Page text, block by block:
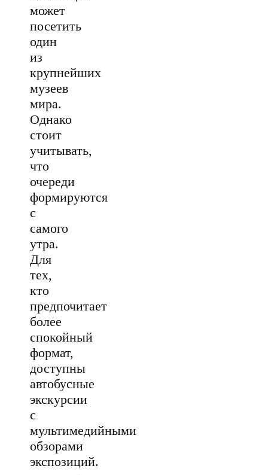
может
посетить
один
из
крупнейших
музеев
мира.
Однако
стоит
учитывать,
что
очереди
формируются
с
самого
утра.
Для
тех,
кто
предпочитает
более
спокойный
формат,
доступны
автобусные
экскурсии
с
мультимедийными
обзорами
экспозиций.